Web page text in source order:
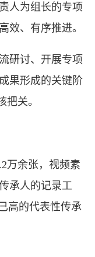
人为组长的专项
效、有序推进。
研讨、开展专项
果形成的关键阶
关。
万余张，视频素
承人的记录工
高的代表性传承